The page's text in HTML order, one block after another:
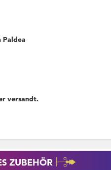
Paldea
versandt.
ZUBEHÖR